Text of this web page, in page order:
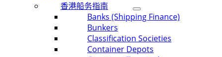
香港船务指南
Banks (Shipping Finance)
Bunkers
Classification Societies
Container Depots